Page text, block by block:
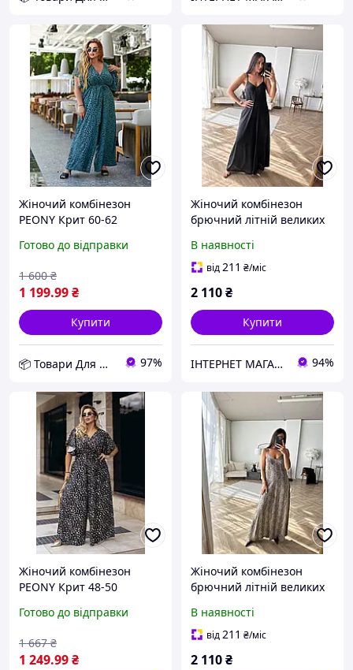
Жіночий комбінезон
PEONY Крит 60-62
D12-2026
Готово до відправки
1 199.99₴
1 600 ₴
Купити
📦 Товари Для Дому 97%
Жіночий комбінезон
брючний літній великих
чорний
В наявності
від211 ₴/міс
2 110₴
Купити
ІНТЕРНЕТ МАГАЗИН СТИЛЬНОГО ОДЯГУ ТА ВЗУТТЯ AnaSol-Style 94%
Жіночий комбінезон
PEONY Крит 48-50
50:16) D12-2026
Готово до відправки
1 249.99₴
1 667 ₴
Жіночий комбінезон
брючний літній великих
оливковий
В наявності
від211 ₴/міс
2 110₴